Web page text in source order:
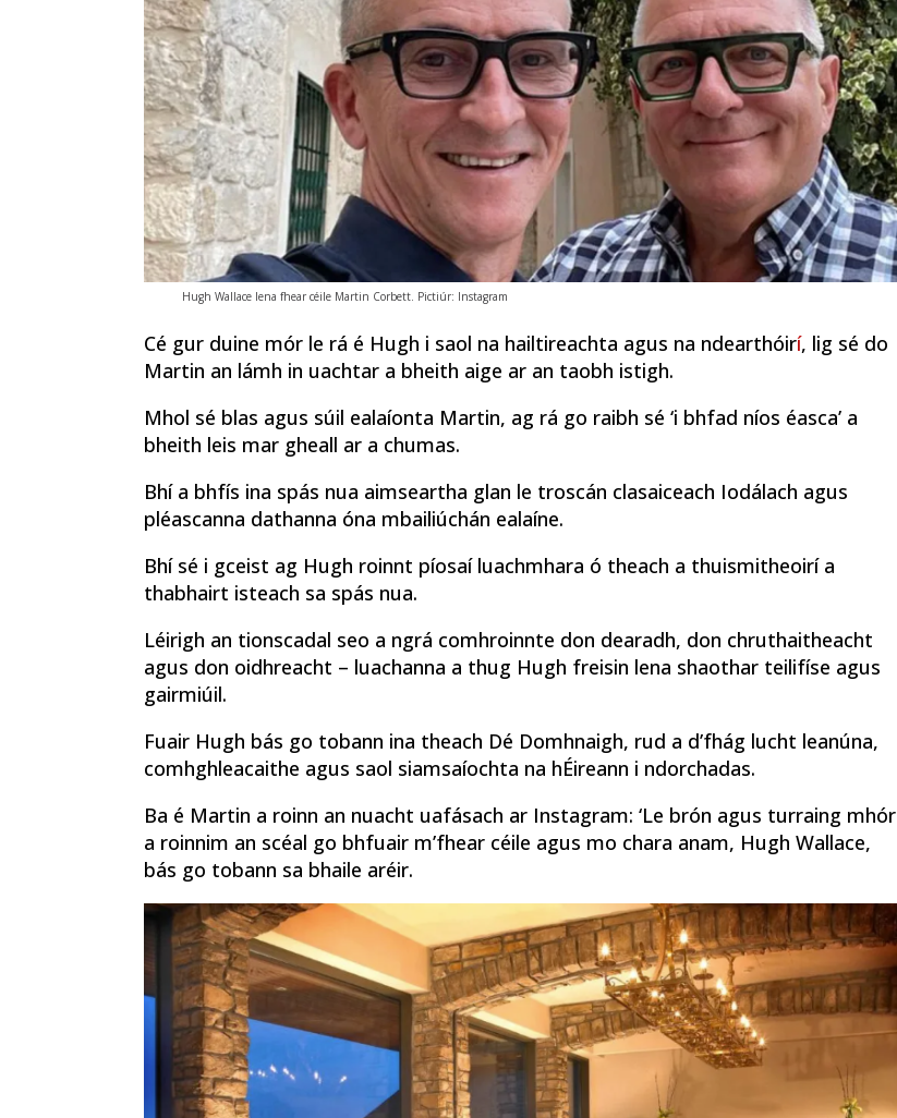
Hugh Wallace lena fhear céile Martin Corbett. Pictiúr: Instagram
Cé gur duine mór le rá é Hugh i saol na hailtireachta agus na ndearthóirí, lig sé do
Martin an lámh in uachtar a bheith aige ar an taobh istigh.
Mhol sé blas agus súil ealaíonta Martin, ag rá go raibh sé ‘i bhfad níos éasca’ a
bheith leis mar gheall ar a chumas.
Bhí a bhfís ina spás nua aimseartha glan le troscán clasaiceach Iodálach agus
pléascanna dathanna óna mbailiúchán ealaíne.
Bhí sé i gceist ag Hugh roinnt píosaí luachmhara ó theach a thuismitheoirí a
thabhairt isteach sa spás nua.
Léirigh an tionscadal seo a ngrá comhroinnte don dearadh, don chruthaitheacht
agus don oidhreacht – luachanna a thug Hugh freisin lena shaothar teilifíse agus
gairmiúil.
Fuair Hugh bás go tobann ina theach Dé Domhnaigh, rud a d’fhág lucht leanúna,
comhghleacaithe agus saol siamsaíochta na hÉireann i ndorchadas.
Ba é Martin a roinn an nuacht uafásach ar Instagram: ‘Le brón agus turraing mhór
a roinnim an scéal go bhfuair m’fhear céile agus mo chara anam, Hugh Wallace,
bás go tobann sa bhaile aréir.